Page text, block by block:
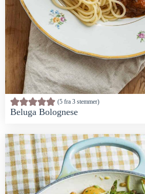
5fra 3stemmer
Beluga Bolognese